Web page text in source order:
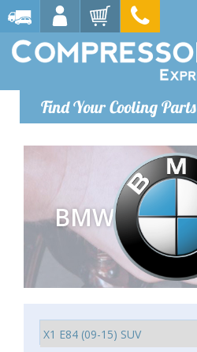
Find Your Cooling Parts
BMW